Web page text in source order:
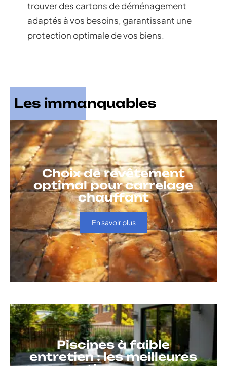
trouver des cartons de déménagement
adaptés à vos besoins, garantissant une
protection optimale de vos biens.
Les immanquables
Choix de revêtement
optimal pour carrelage
chauffant
En savoir plus
Piscines à faible
entretien : les meilleures